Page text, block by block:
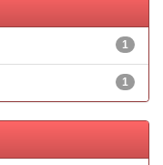
1
1